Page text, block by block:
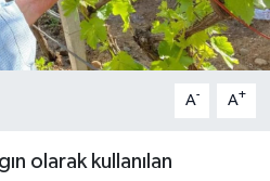
A- A+
olarak kullanılan